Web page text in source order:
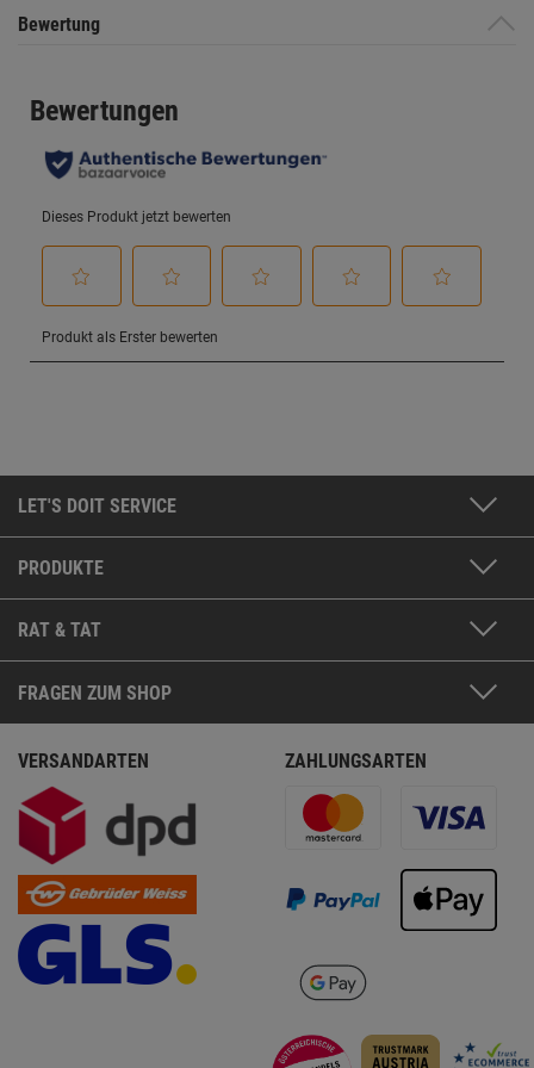
Bewertung
LET'S DOIT SERVICE
PRODUKTE
RAT & TAT
FRAGEN ZUM SHOP
VERSANDARTEN ZAHLUNGSARTEN